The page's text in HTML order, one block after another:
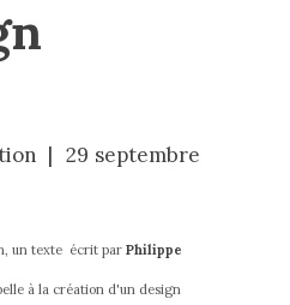
29 septembre
un texte  écrit par Philippe
à la création d'un design